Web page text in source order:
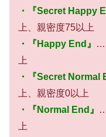
・『Secret Happy
上、親密度75以上
・『Happy End』
…
上
・『Secret Normal
上、親密度0以上
・『Normal End』
上